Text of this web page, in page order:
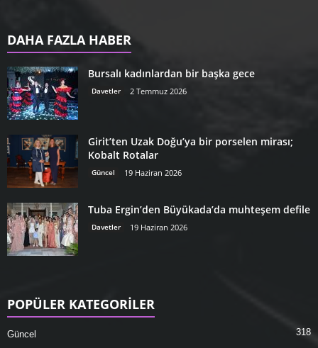
DAHA FAZLA HABER
Bursalı kadınlardan bir başka gece
Davetler 2 Temmuz 2026
Girit’ten Uzak Doğu’ya bir porselen mirası;
Kobalt Rotalar
Güncel 19 Haziran 2026
Tuba Ergin’den Büyükada’da muhteşem defile
Davetler 19 Haziran 2026
POPÜLER KATEGORİLER
Güncel 318